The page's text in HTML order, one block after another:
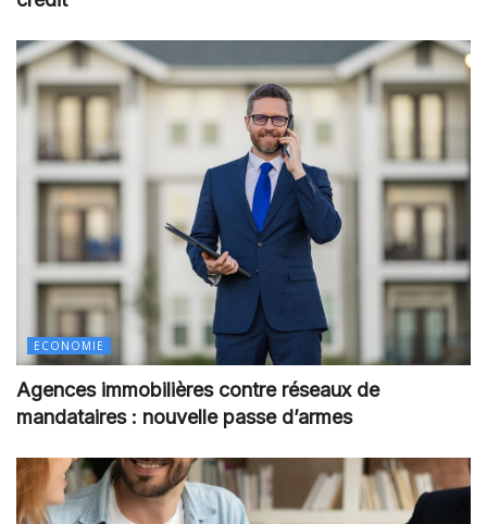
ECONOMIE
Agences immobilières contre réseaux de
mandataires : nouvelle passe d’armes